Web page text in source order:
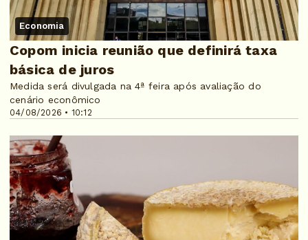
Economia
04/08/2026 • 10:12
Copom inicia reunião que definirá taxa
básica de juros
Medida será divulgada na 4ª feira após avaliação do
cenário econômico